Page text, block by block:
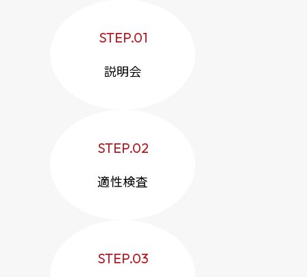
STEP.01
説明会
STEP.02
適性検査
STEP.03